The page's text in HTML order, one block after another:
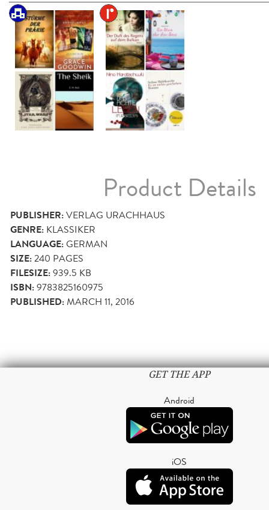
Product Details
PUBLISHER:VERLAG URACHHAUS
GENRE: KLASSIKER
LANGUAGE:GERMAN
SIZE:240 PAGES
FILESIZE:939.5 KB
ISBN:9783825160975
PUBLISHED:MARCH 11, 2016
GET THE APP
Android
iOS